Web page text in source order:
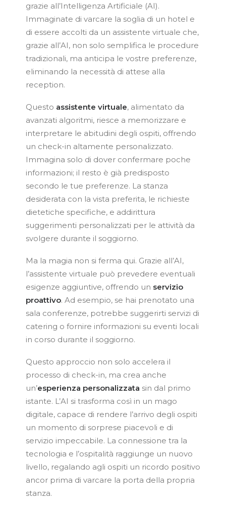
grazie all’Intelligenza Artificiale (AI).
Immaginate di varcare la soglia di un hotel e
di essere accolti da un assistente virtuale che,
grazie all’AI, non solo semplifica le procedure
tradizionali, ma anticipa le vostre preferenze,
eliminando la necessità di attese alla
reception.
Questo assistente virtuale, alimentato da
avanzati algoritmi, riesce a memorizzare e
interpretare le abitudini degli ospiti, offrendo
un check-in altamente personalizzato.
Immagina solo di dover confermare poche
informazioni; il resto è già predisposto
secondo le tue preferenze. La stanza
desiderata con la vista preferita, le richieste
dietetiche specifiche, e addirittura
suggerimenti personalizzati per le attività da
svolgere durante il soggiorno.
Ma la magia non si ferma qui. Grazie all’AI,
l’assistente virtuale può prevedere eventuali
esigenze aggiuntive, offrendo un servizio
proattivo. Ad esempio, se hai prenotato una
sala conferenze, potrebbe suggerirti servizi di
catering o fornire informazioni su eventi locali
in corso durante il soggiorno.
Questo approccio non solo accelera il
processo di check-in, ma crea anche
un’esperienza personalizzata sin dal primo
istante. L’AI si trasforma così in un mago
digitale, capace di rendere l’arrivo degli ospiti
un momento di sorprese piacevoli e di
servizio impeccabile. La connessione tra la
tecnologia e l’ospitalità raggiunge un nuovo
livello, regalando agli ospiti un ricordo positivo
ancor prima di varcare la porta della propria
stanza.